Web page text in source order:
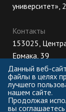
университет»,
Контакты
153025,
Ермака, 39
8 (800) 222-56-
10 (Ректорат)
ПН-ЧТ: 8:30-
ПТ: 8:30-16:00;
Данный веб-
файлы в целях
лучшего
нашем сайте.
Продолжая
вы